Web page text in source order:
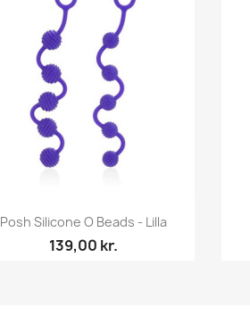
Posh Silicone O Beads - Lilla
139,00 kr.